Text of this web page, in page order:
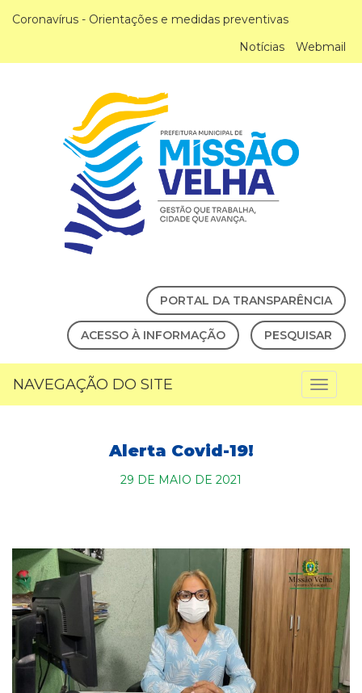
Coronavírus - Orientações e medidas preventivas
Notícias
Webmail
PORTAL DA TRANSPARÊNCIA
ACESSO À INFORMAÇÃO PESQUISAR
NAVEGAÇÃO DO SITE
Alerta Covid-19!
29 DE MAIO DE 2021